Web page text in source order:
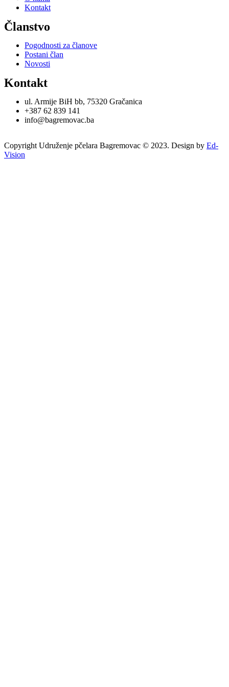
Kontakt
Članstvo
Pogodnosti za članove
Postani član
Novosti
Kontakt
ul. Armije BiH bb, 75320 Gračanica
+387 62 839 141
info@bagremovac.ba
Copyright Udruženje pčelara Bagremovac © 2023. Design by Ed-
Vision